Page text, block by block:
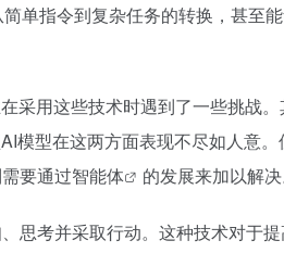
单指令到复杂任务的转换，甚至
采用这些技术时遇到了一些挑战
模型在这两方面表现不尽如人意
要通过智能体 的发展来加以解决
思考并采取行动。这种技术对于